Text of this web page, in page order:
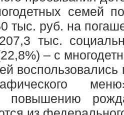
семей
тыс. руб. на
тыс.
– с
повышению